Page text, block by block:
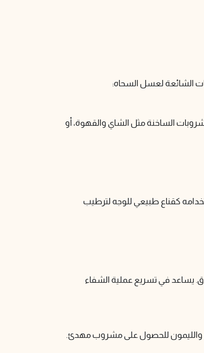
الشائعة لعسل السحاه:
الساخنة مثل الشاي والقهوة، أو
كقناع طبيعي للوجه لترطيب
يساعد في تسريع عملية الشفاء
والليمون للحصول على مشروب مهدئ.